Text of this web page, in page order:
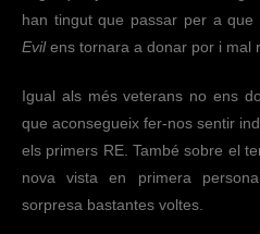
han tingut que passar per a que
Evilens tornara a donar por i mal
Igual als més veterans no ens
que aconsegueix fer-nos sentir
els primers RE. També sobre el
nova vista en primera
sorpresa bastantes voltes.